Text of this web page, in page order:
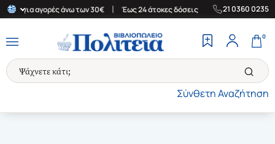
για αγορές άνω των 30€ Έως 24 άτοκες δόσεις | Δωρεάν
21 0360 0235
Σύνθετη Αναζήτηση
0